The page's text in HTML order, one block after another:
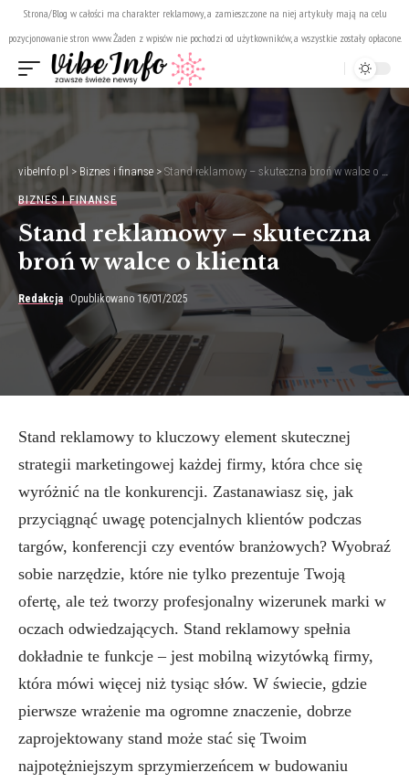
Strona/Blog w całości ma charakter reklamowy, a zamieszczone na niej artykuły mają na celu
pozycjonowanie stron www. Żaden z wpisów nie pochodzi od użytkowników, a wszystkie zostały opłacone.
vibeInfo.pl > Biznes i finanse > Stand reklamowy – skuteczna broń w walce o klienta
BIZNES I FINANSE
Stand reklamowy – skuteczna
broń w walce o klienta
Redakcja Opublikowano 16/01/2025
Stand reklamowy to kluczowy element skutecznej
strategii marketingowej każdej firmy, która chce się
wyróżnić na tle konkurencji. Zastanawiasz się, jak
przyciągnąć uwagę potencjalnych klientów podczas
targów, konferencji czy eventów branżowych? Wyobraź
sobie narzędzie, które nie tylko prezentuje Twoją
ofertę, ale też tworzy profesjonalny wizerunek marki w
oczach odwiedzających. Stand reklamowy spełnia
dokładnie te funkcje – jest mobilną wizytówką firmy,
która mówi więcej niż tysiąc słów. W świecie, gdzie
pierwsze wrażenie ma ogromne znaczenie, dobrze
zaprojektowany stand może stać się Twoim
najpotężniejszym sprzymierzeńcem w budowaniu